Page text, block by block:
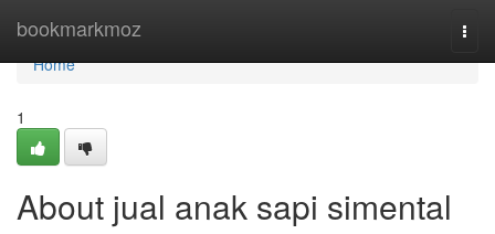
bookmarkmoz
Home
Home
1
About jual anak sapi simental